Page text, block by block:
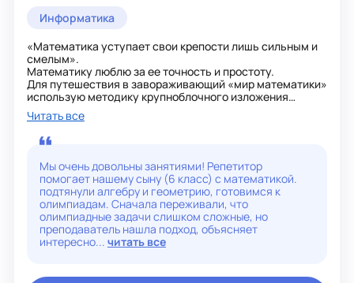
Информатика
«Математика уступает свои крепости лишь сильным и
смелым».
Математику люблю за ее точность и простоту.
Для путешествия в завораживающий «мир математики»
использую методику крупноблочного изложения
учебного материала и ИКТ.
С легкостью нахожу контакт и индивидуальный подход
для каждого ученика. математика на английском языке.
Индивидуальные учебные планы, соответствующие
вашим целям и стилю обучения.
Доказанные методы обучения, которые сделают
математику ясной и понятной.
Читать все
Мы очень довольны занятиями! Репетитор
помогает нашему сыну (6 класс) с математикой.
подтянули алгебру и геометрию, готовимся к
олимпиадам. Сначала переживали, что
олимпиадные задачи слишком сложные, но
преподаватель нашла подход, объясняет
интересно... читать все